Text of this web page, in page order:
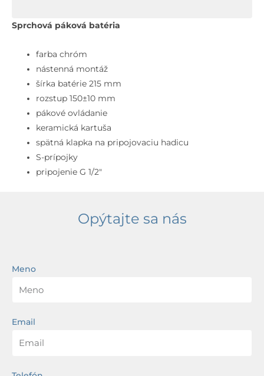
Basic
batéria,
chróm
Sprchová páková batéria
farba chróm
nástenná montáž
šírka batérie 215 mm
rozstup 150±10 mm
pákové ovládanie
keramická kartuša
spätná klapka na pripojovaciu hadicu
S-prípojky
pripojenie G 1/2″
Opýtajte sa nás
Meno
Email